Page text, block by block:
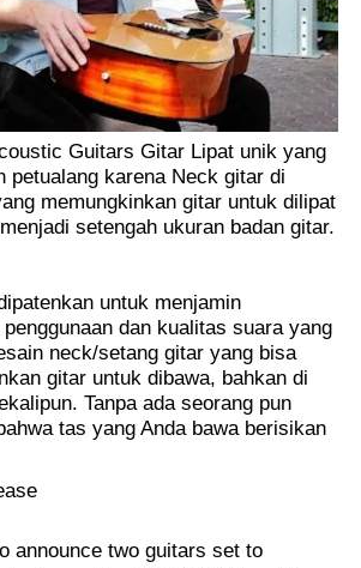
Guitars Gitar Lipat unik yang
petualang karena Neck gitar di
memungkinkan gitar untuk dilipat
setengah ukuran badan gitar.
untuk menjamin
dan kualitas suara yang
neck/setang gitar yang bisa
gitar untuk dibawa, bahkan di
Tanpa ada seorang pun
tas yang Anda bawa berisikan
announce two guitars set to